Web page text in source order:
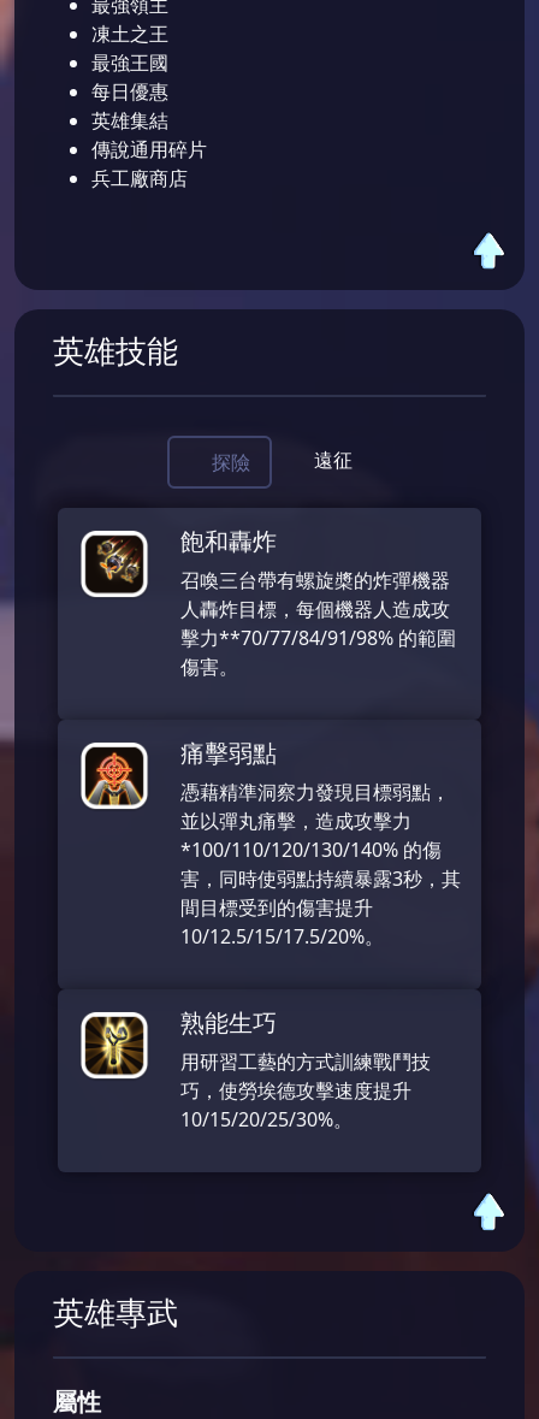
凍土之王
最強王國
每日優惠
英雄集結
傳說通用碎片
兵工廠商店
英雄技能
探險 遠征
飽和轟炸
召喚三台帶有螺旋槳的炸彈機器
人轟炸目標，每個機器人造成攻
擊力**70/77/84/91/98% 的範圍
傷害。
痛擊弱點
憑藉精準洞察力發現目標弱點，
並以彈丸痛擊，造成攻擊力
*100/110/120/130/140% 的傷
害，同時使弱點持續暴露3秒，其
間目標受到的傷害提升
10/12.5/15/17.5/20%。
熟能生巧
用研習工藝的方式訓練戰鬥技
巧，使勞埃德攻擊速度提升
10/15/20/25/30%。
英雄專武
屬性